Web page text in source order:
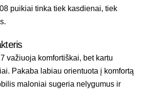
puikiai tinka tiek kasdienai, tiek
važiuoja komfortiškai, bet kartu
Pakaba labiau orientuota į komfortą
maloniai sugeria nelygumus ir